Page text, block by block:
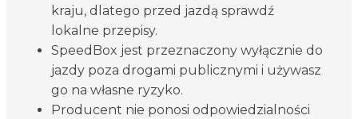
kraju, dlatego przed jazdą sprawdź
lokalne przepisy.
SpeedBox jest przeznaczony wyłącznie do
jazdy poza drogami publicznymi i używasz
go na własne ryzyko.
Producent nie ponosi odpowiedzialności